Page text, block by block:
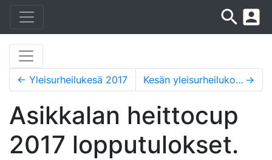
search account_box
← Yleisurheilukesä 2017 Kesän yleisurheilukoulu alkaa 15.5.2018 →
Asikkalan heittocup
2017 lopputulokset.